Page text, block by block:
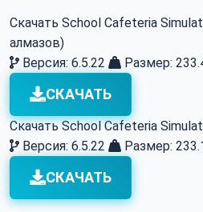
Скачать School Cafeteria
алмазов)
Версия: 6.5.22
Размер:
СКАЧАТЬ
Скачать School Cafeteria
Версия: 6.5.22
Размер:
СКАЧАТЬ